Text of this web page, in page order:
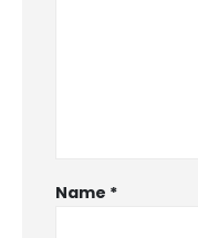
Name *